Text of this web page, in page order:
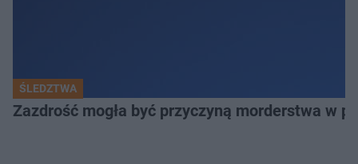
ŚLEDZTWA
Zazdrość mogła być przyczyną morderstwa w